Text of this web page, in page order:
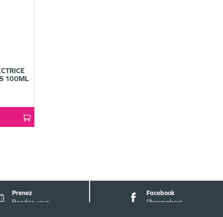
100ML
Prenez
Rendez-vous
Facebook
Pharmabest